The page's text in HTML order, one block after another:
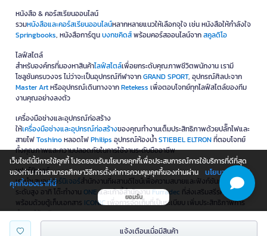
แจ้งเตือนเมื่อมีสินค้า
หนังสือ & คอร์สเรียนออนไลน์
รวมหนังสือและคอร์สเรียนออนไลน์หลากหลายแนวให้เลือกจุใจ เช่น หนังสือให้กำลังใจ
Springbooks, หนังสือการ์ตูนบงกชคิดส์พร้อมคอร์สออนไลน์จากสคูลดิโอ
ไลฟ์สไตล์
สำหรับองค์กรที่มองหาสินค้าไลฟ์สไตล์เพื่อยกระดับคุณภาพชีวิตพนักงาน เรามี
โซลูชันครบวงจร ไม่ว่าจะเป็นอุปกรณ์กีฬาจากGRAND SPORT, อุปกรณ์ศิลปะจาก
Master Artหรืออุปกรณ์เดินทางจากRetekess เพื่อตอบโจทย์ทุกไลฟ์สไตล์ของทีม
งานคุณอย่างลงตัว
เครื่องมือช่างและอุปกรณ์ก่อสร้าง
ให้เครื่องมือช่างและอุปกรณ์ก่อสร้างของคุณทำงานเต็มประสิทธิภาพด้วยปลั๊กไฟและ
สายไฟToshinoหลอดไฟPhilips อุปกรณ์ห้องน้ำSTIEBEL ELTRONที่ตอบโจทย์
ทั้งคุณภาพและความปลอดภัยในการใช้งานระดับมืออาชีพ
เฟอร์นิเจอร์
เรานำเสนอเฟอร์นิเจอร์สำนักงานที่ผสานดีไซน์เพื่อความสบายและฟังก์ชันการใช้งาน
ระดับสูง อาทิ โต๊ะทำงาน ONEและเก้าอี้สำนักงานFurradec ที่ส่งเสริมสรีรศาสตร์
พร้อมด้วยตู้เก็บเอกสาร ICONICเพื่อการจัดเก็บที่เป็นระเบียบ เพิ่มประสิทธิภาพการ
ทำงานให้ธุรกิจของคุณ
เครื่องใช้ไฟฟ้า
เว็บไซต์นี้มีการใช้คุกกี้ โปรดยอมรับนโยบายคุกกี้เพื่อประสบการณ์การใช้บริการที่ดีที่สุด
ของท่าน ท่านสามารถศึกษาวิธีการตั้งค่าการควบคุมคุกกี้ของท่านผ่าน
นโยบายการใช้
คุกกี้ของเราที่นี่
ยอมรับ